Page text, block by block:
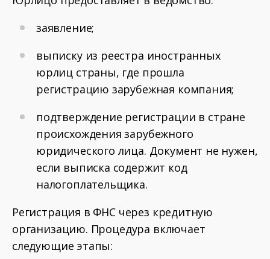
заявление;
выписку из реестра иностранных
юрлиц страны, где прошла
регистрацию зарубежная компания;
подтверждение регистрации в стране
происхождения зарубежного
юридического лица. Документ не нужен,
если выписка содержит код
налогоплательщика.
Регистрация в ФНС через кредитную
организацию. Процедура включает
следующие этапы: